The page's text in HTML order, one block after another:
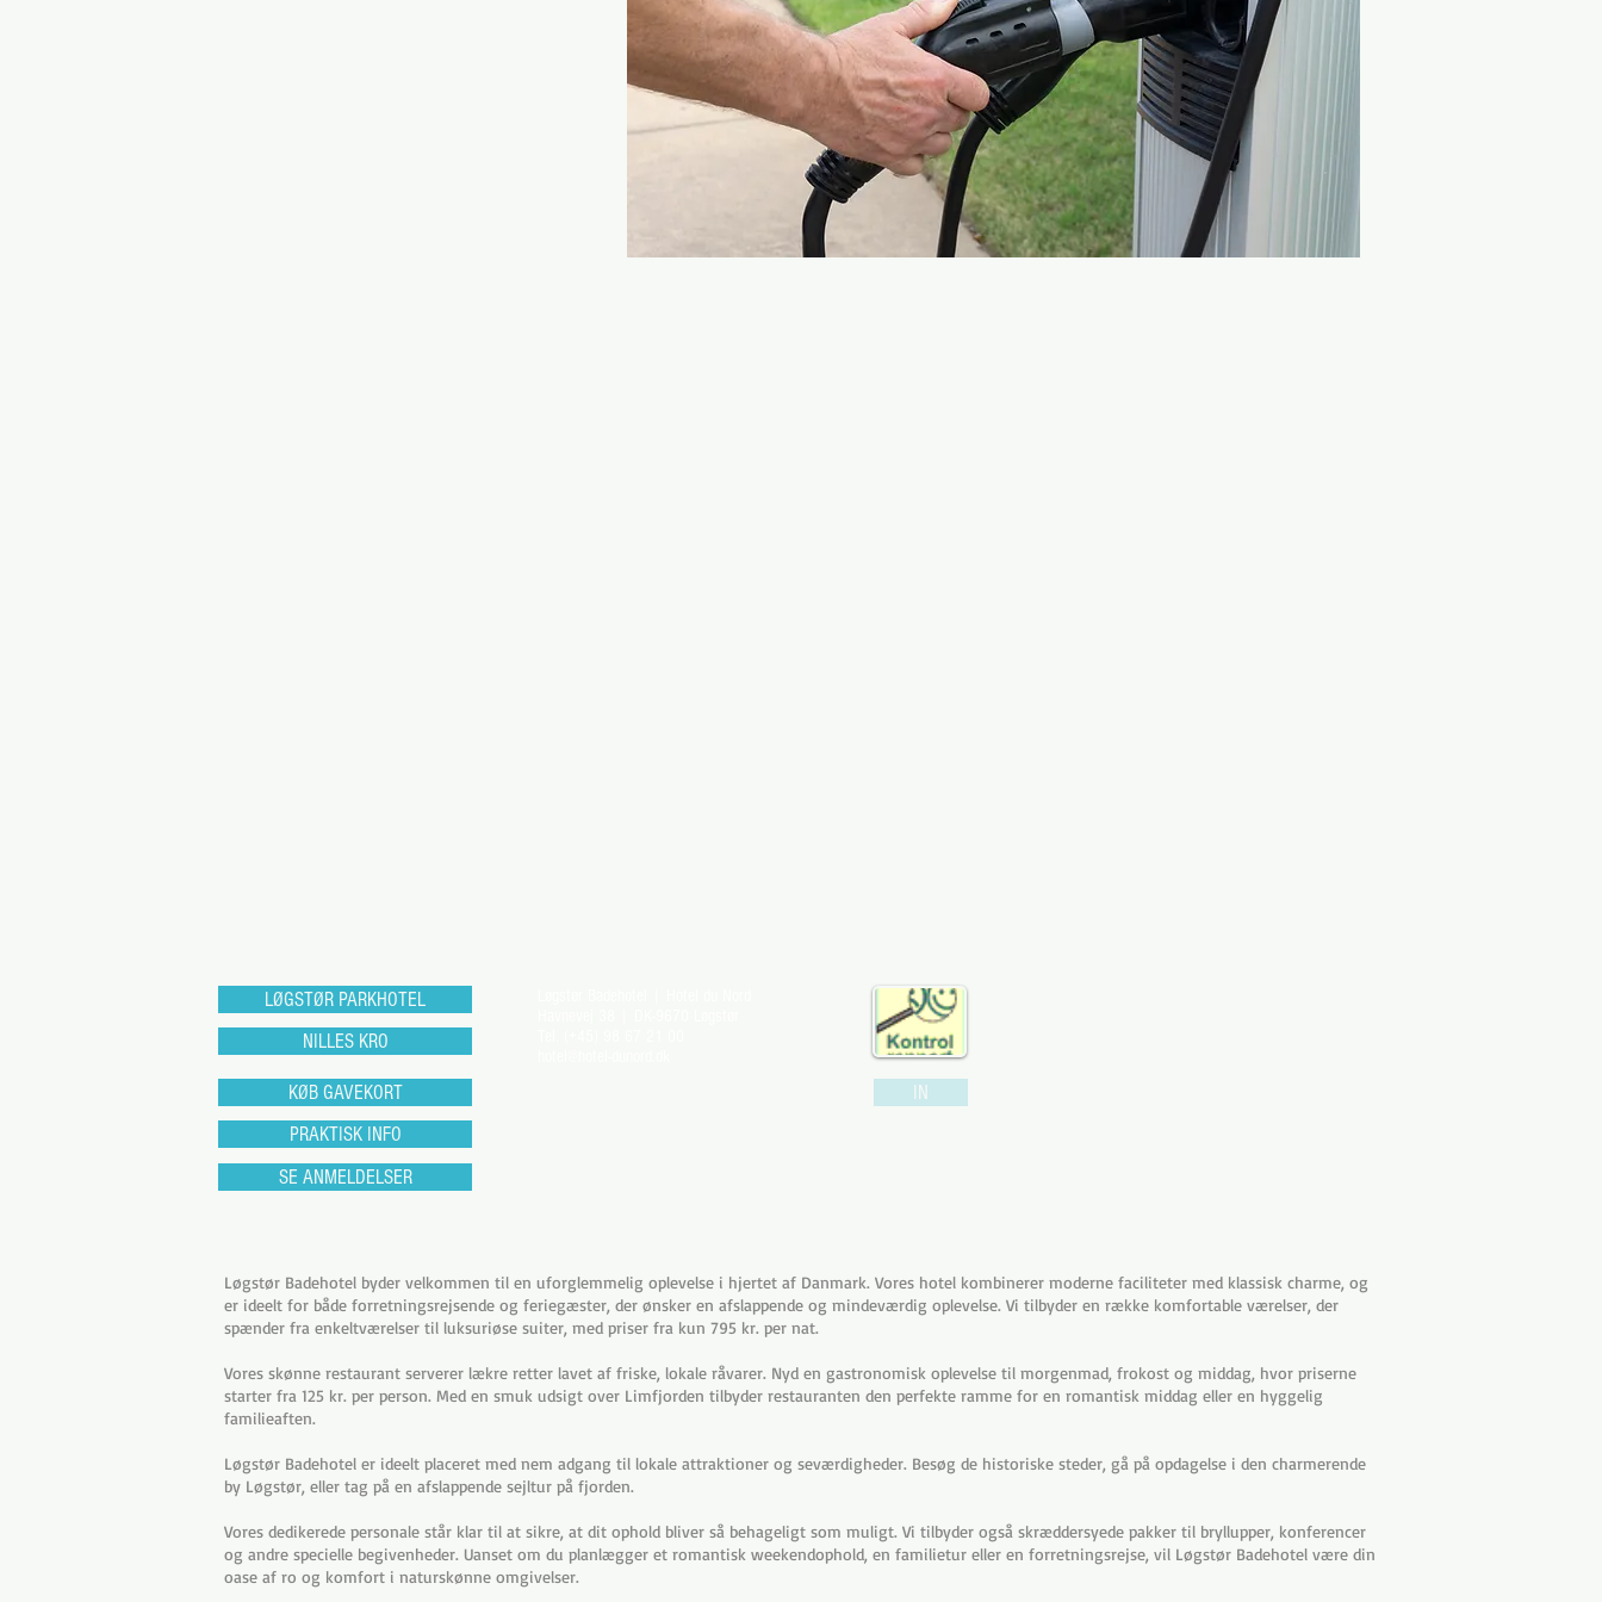
LØGSTØR PARKHOTEL
NILLES KRO
KØB GAVEKORT
IN
PRAKTISK INFO
SE ANMELDELSER
Løgstør Badehotel byder velkommen til en uforglemmelig oplevelse i hjertet af Danmark. Vores hotel kombinerer moderne faciliteter med klassisk charme, og
er ideelt for både forretningsrejsende og feriegæster, der ønsker en afslappende og mindeværdig oplevelse. Vi tilbyder en række komfortable værelser, der
spænder fra enkeltværelser til luksuriøse suiter, med priser fra kun 795 kr. per nat.
Vores skønne restaurant serverer lækre retter lavet af friske, lokale råvarer. Nyd en gastronomisk oplevelse til morgenmad, frokost og middag, hvor priserne
starter fra 125 kr. per person. Med en smuk udsigt over Limfjorden tilbyder restauranten den perfekte ramme for en romantisk middag eller en hyggelig
familieaften.
Løgstør Badehotel er ideelt placeret med nem adgang til lokale attraktioner og seværdigheder. Besøg de historiske steder, gå på opdagelse i den charmerende
by Løgstør, eller tag på en afslappende sejltur på fjorden.
Vores dedikerede personale står klar til at sikre, at dit ophold bliver så behageligt som muligt. Vi tilbyder også skræddersyede pakker til bryllupper, konferencer
og andre specielle begivenheder. Uanset om du planlægger et romantisk weekendophold, en familietur eller en forretningsrejse, vil Løgstør Badehotel være din
oase af ro og komfort i naturskønne omgivelser.